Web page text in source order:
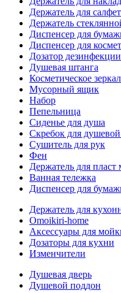
Держатель для
Держатель
Диспенсер для
Диспенсер для
Дозатор дезинфекции
Душевая штанга
Косметическое
Мусорный ящик
Набор
Пепельница
Сиденье для душа
Скребок для
Сушитель для рук
Фен
Держатель для пласт
Ванная тележка
Диспенсер для
Держатель для
Omoikiri-home
Аксессуары для
Дозаторы для кухни
Изменчители
Душевая дверь
Душевой поддон